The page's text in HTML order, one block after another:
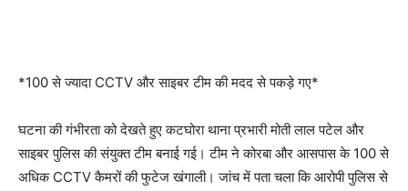
*100 से ज्यादा CCTV और साइबर टीम की मदद से पकड़े गए*
घटना की गंभीरता को देखते हुए कटघोरा थाना प्रभारी मोती लाल पटेल और
साइबर पुलिस की संयुक्त टीम बनाई गई। टीम ने कोरबा और आसपास के 100 से
अधिक CCTV कैमरों की फुटेज खंगाली। जांच में पता चला कि आरोपी पुलिस से